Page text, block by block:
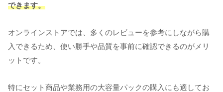
できます。
オンラインストアでは、多くのレビューを参考にしながら購
入できるため、使い勝手や品質を事前に確認できるのがメリ
ットです。
特にセット商品や業務用の大容量パックの購入にも適してお